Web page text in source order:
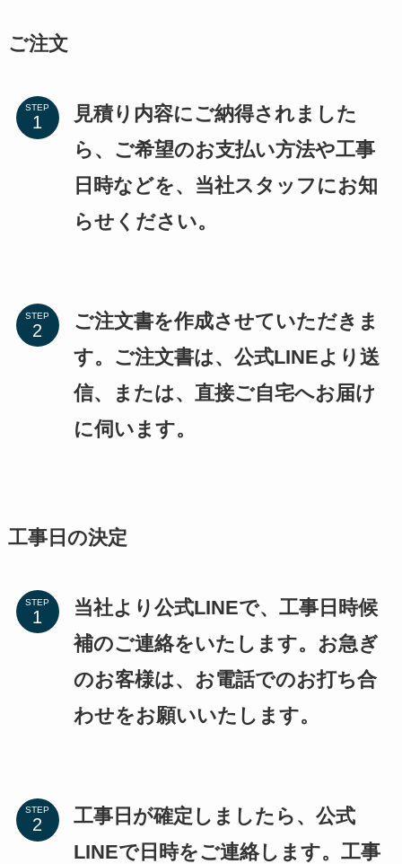
ご注文
STEP
見積り内容にご納得されました
ら、ご希望のお支払い方法や工事
日時などを、当社スタッフにお知
らせください。
STEP
ご注文書を作成させていただきま
す。ご注文書は、公式LINEより送
信、または、直接ご自宅へお届け
に伺います。
工事日の決定
STEP
当社より公式LINEで、工事日時候
補のご連絡をいたします。お急ぎ
のお客様は、お電話でのお打ち合
わせをお願いいたします。
STEP
工事日が確定しましたら、公式
LINEで日時をご連絡します。工事